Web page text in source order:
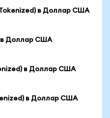
в Доллар США
в Доллар США
в Доллар США
в Доллар США